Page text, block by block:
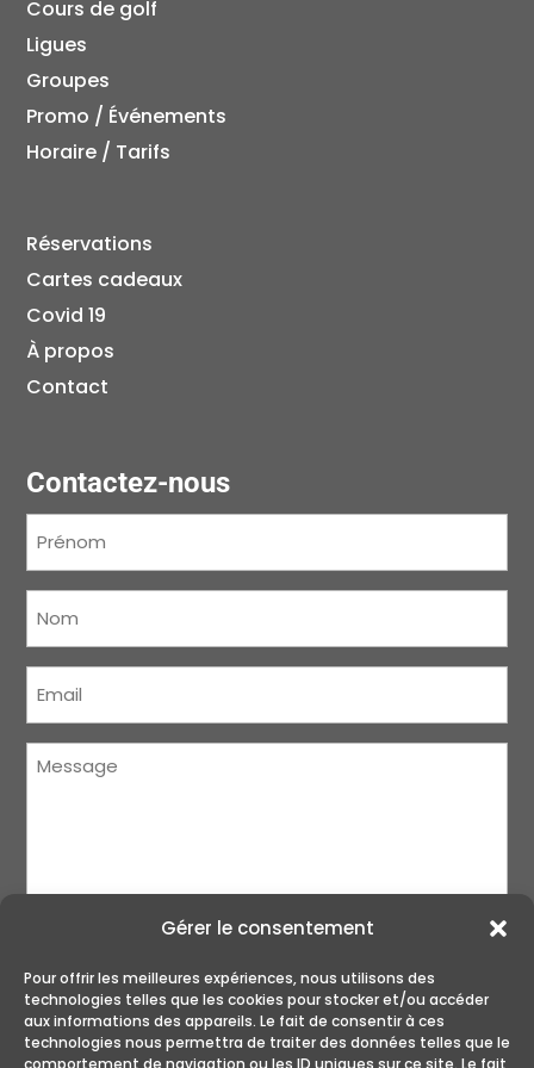
Gérer le consentement
Pour offrir les meilleures expériences, nous utilisons des
technologies telles que les cookies pour stocker et/ou accéder
aux informations des appareils. Le fait de consentir à ces
technologies nous permettra de traiter des données telles que le
comportement de navigation ou les ID uniques sur ce site. Le fait
Cours de golf
Ligues
Groupes
Promo / Événements
Horaire / Tarifs
Réservations
Cartes cadeaux
Covid 19
À propos
Contact
Contactez-nous
Message
ENVOYER